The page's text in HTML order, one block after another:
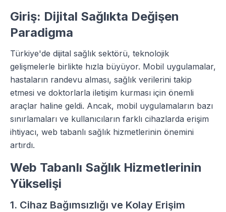
Giriş: Dijital Sağlıkta Değişen
Paradigma
Türkiye'de dijital sağlık sektörü, teknolojik
gelişmelerle birlikte hızla büyüyor. Mobil uygulamalar,
hastaların randevu alması, sağlık verilerini takip
etmesi ve doktorlarla iletişim kurması için önemli
araçlar haline geldi. Ancak, mobil uygulamaların bazı
sınırlamaları ve kullanıcıların farklı cihazlarda erişim
ihtiyacı, web tabanlı sağlık hizmetlerinin önemini
artırdı.
Web Tabanlı Sağlık Hizmetlerinin
Yükselişi
1. Cihaz Bağımsızlığı ve Kolay Erişim